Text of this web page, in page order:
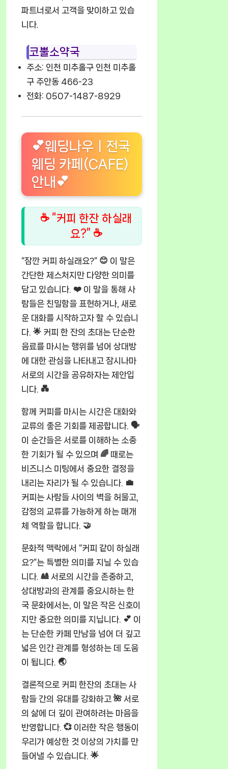
파트너로서 고객을 맞이하고 있습
니다.
코뿔소약국
주소: 인천 미추홀구 인천 미추홀
구 주안동 466-23
전화: 0507-1487-8929
💕웨딩나우ㅣ전국
웨딩 카페(CAFE)
안내💕
☕ “커피 한잔 하실래
요?” ☕
“잠깐 커피 하실래요?” 😊 이 말은
간단한 제스처지만 다양한 의미를
담고 있습니다. ❤️ 이 말을 통해 사
람들은 친밀함을 표현하거나, 새로
운 대화를 시작하고자 할 수 있습니
다. 🌟 커피 한 잔의 초대는 단순한
음료를 마시는 행위를 넘어 상대방
에 대한 관심을 나타내고 잠시나마
서로의 시간을 공유하자는 제안입
니다. 💑
함께 커피를 마시는 시간은 대화와
교류의 좋은 기회를 제공합니다. 🗣️
이 순간들은 서로를 이해하는 소중
한 기회가 될 수 있으며 🌈 때로는
비즈니스 미팅에서 중요한 결정을
내리는 자리가 될 수 있습니다. 💼
커피는 사람들 사이의 벽을 허물고,
감정의 교류를 가능하게 하는 매개
체 역할을 합니다. 🤝
문화적 맥락에서 “커피 같이 하실래
요?”는 특별한 의미를 지닐 수 있습
니다. 🎎 서로의 시간을 존중하고,
상대방과의 관계를 중요시하는 한
국 문화에서는, 이 말은 작은 신호이
지만 중요한 의미를 지닙니다. 💕 이
는 단순한 카페 만남을 넘어 더 깊고
넓은 인간 관계를 형성하는 데 도움
이 됩니다. 🌏
결론적으로 커피 한잔의 초대는 사
람들 간의 유대를 강화하고 🌺 서로
의 삶에 더 깊이 관여하려는 마음을
반영합니다. 💞 이러한 작은 행동이
우리가 예상한 것 이상의 가치를 만
들어낼 수 있습니다. 🌟